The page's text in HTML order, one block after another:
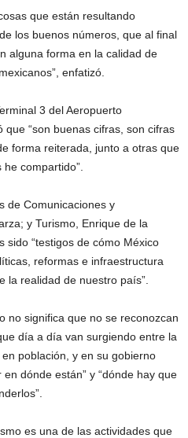
que están resultando
los buenos números, que al final
alguna forma en la calidad de
enfatizó.
3 del Aeropuerto
“son buenas cifras, son cifras
forma reiterada, junto a otras que
compartido”.
de Comunicaciones y
y Turismo, Enrique de la
sido “testigos de cómo México
reformas e infraestructura
la realidad de nuestro país”.
no significa que no se reconozcan
día a día van surgiendo entre la
población, y en su gobierno
dónde están” y “dónde hay que
es una de las actividades que